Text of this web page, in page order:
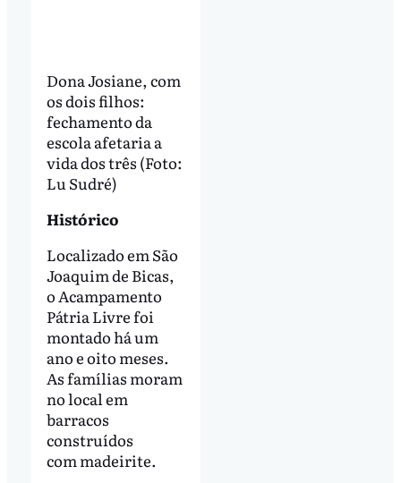
Dona Josiane, com
os dois filhos:
fechamento da
escola afetaria a
vida dos três (Foto:
Lu Sudré)
Histórico
Localizado em São
Joaquim de Bicas,
o Acampamento
Pátria Livre foi
montado há um
ano e oito meses.
As famílias moram
no local em
barracos
construídos
com madeirite.